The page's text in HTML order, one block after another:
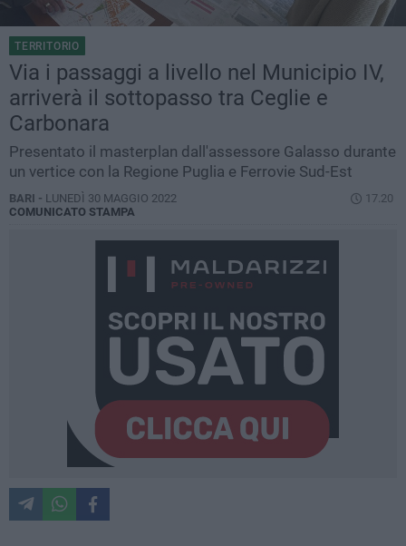
TERRITORIO
Via i passaggi a livello nel Municipio IV,
arriverà il sottopasso tra Ceglie e
Carbonara
Presentato il masterplan dall'assessore Galasso durante
un vertice con la Regione Puglia e Ferrovie Sud-Est
BARI - LUNEDÌ 30 MAGGIO 2022
17.20
COMUNICATO STAMPA